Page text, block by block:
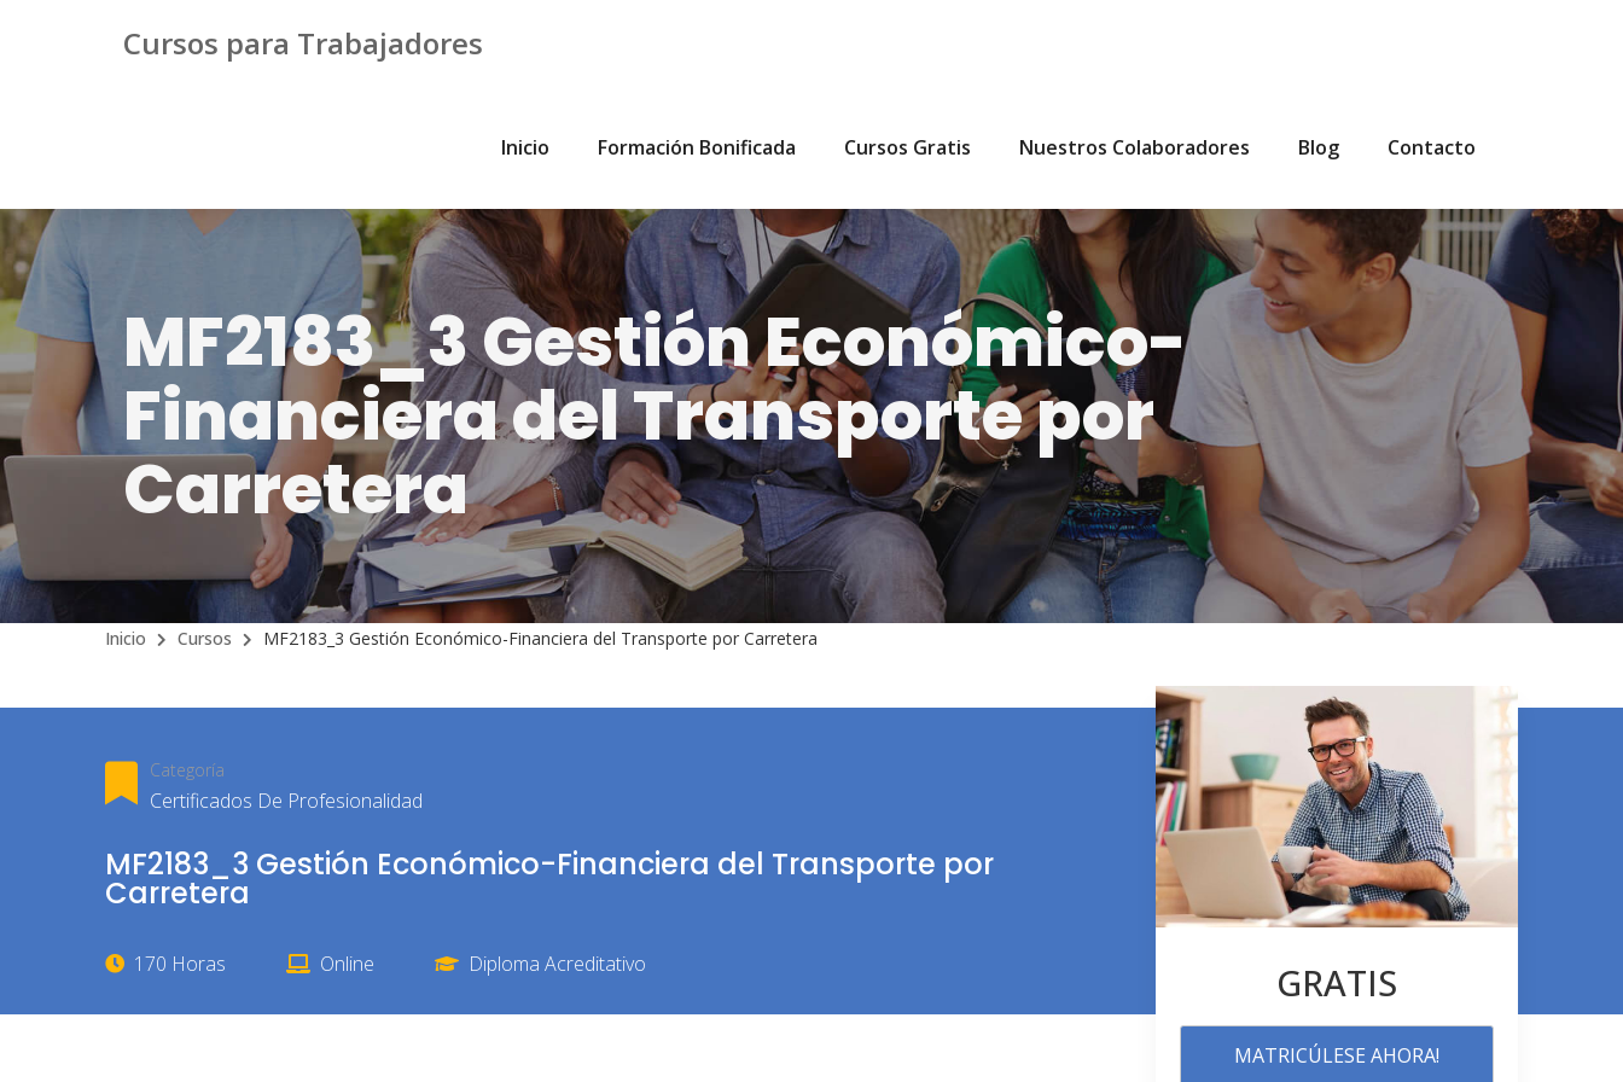
Cursos para Trabajadores
Inicio Formación Bonificada Cursos Gratis Nuestros Colaboradores Blog Contacto
MF2183_3 Gestión Económico-
Financiera del Transporte por
Carretera
Inicio Cursos MF2183_3 Gestión Económico-Financiera del Transporte por Carretera
Categoría
Certificados De Profesionalidad
MF2183_3 Gestión Económico-Financiera del Transporte por
Carretera
170 Horas Online Diploma Acreditativo GRATIS
MATRICÚLESE AHORA!